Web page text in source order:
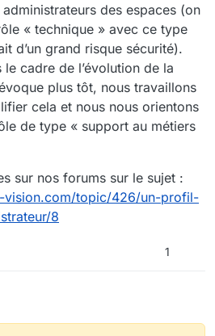
des espaces (on
« technique » avec ce type
d’un grand risque sécurité).
le cadre de l’évolution de la
plus tôt, nous travaillons
cela et nous nous orientons
de type « support au métiers
sur nos forums sur le sujet :
vision.com/topic/426/un-profil-
8
1